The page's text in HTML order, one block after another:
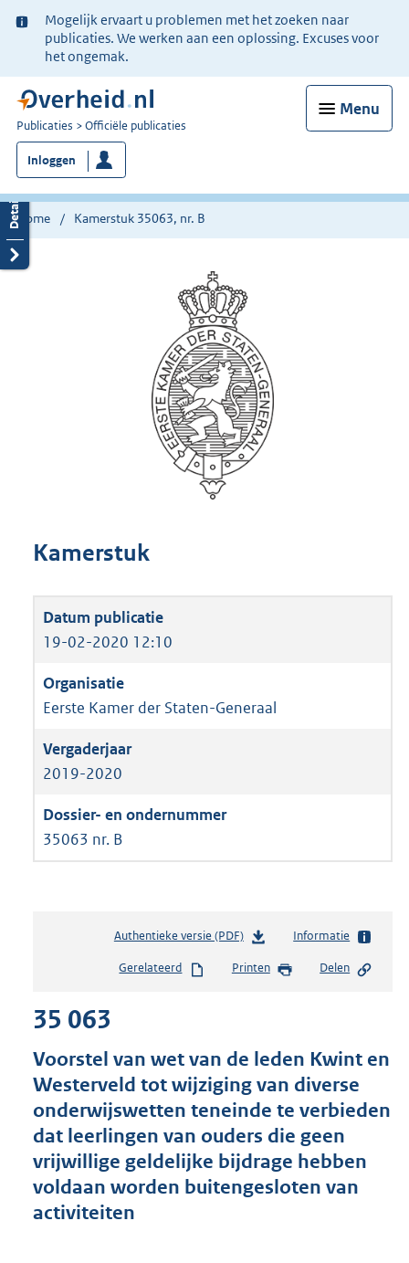
Ter
informatie:
Mogelijk ervaart u problemen met het zoeken naar
publicaties. We werken aan een oplossing. Excuses voor
het ongemak.
Menu
U
bent
nu
hier:
Publicaties Officiële publicaties
Inloggen
Home Kamerstuk 35063, nr. B
Kamerstuk
19-02-2020 12:10
Eerste Kamer der Staten-Generaal
2019-2020
35063 nr. B
Authentieke versie (PDF)b
s
s
g
r
o
t
t
Informatie
Gerelateerd Printen Delen
35 063
Voorstel van wet van de leden Kwint en
Westerveld tot wijziging van diverse
onderwijswetten teneinde te verbieden
dat leerlingen van ouders die geen
vrijwillige geldelijke bijdrage hebben
voldaan worden buitengesloten van
activiteiten